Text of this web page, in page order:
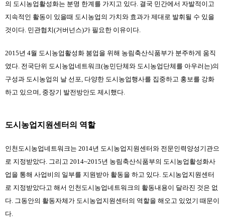
의 도시농업활성화는 분명 한계를 가지고 있다. 결국 민간에서 자발적이고
지속적인 활동이 있을때 도시농업의 가치와 효과가 제대로 발휘될 수 있을
것이다. 민관협치(거버넌스)가 필요한 이유이다.
2015년 4월 도시농업활성화 붐업을 위해 농림축산식품부가 분주하게 움직
였다. 전국단위 도시농업네트워크(농민단체와 도시농업단체를 아우러는)의
구성과 도시농업의 날 선포, 다양한 도시농업행사를 집중하고 홍보를 강화
하고 있으며, 중장기 발전방안도 제시했다.
도시농업지원센터의 역할
인천도시농업네트워크는 2014년 도시농업지원센터와 전문인력양성기관으
로 지정받았다. 그리고 2014~2015년 농림축산식품부의 도시농업활성화사
업을 통해 사업비의 일부를 지원받아 활동을 하고 있다. 도시농업지원센터
로 지정받았다고 해서 인천도시농업네트워크의 활동내용이 달라진 것은 없
다. 그동안의 활동자체가 도시농업지원센터의 역할을 해오고 있었기 때문이
다.